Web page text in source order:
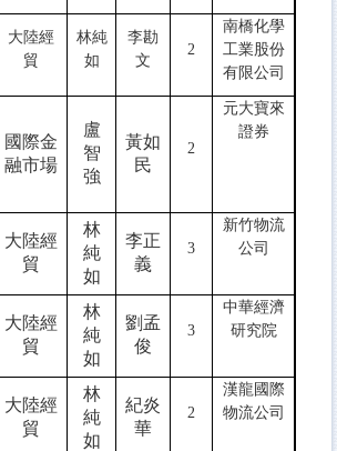
大陸經
貿
林純
如
李勘
文
2
南橋化學
工業股份
有限公司
國際金
融市場
盧
智
強
黃如
民
2
元大寶來
證券
大陸經
貿
林
純
如
李正
義
3
新竹物流
公司
大陸經
貿
林
純
如
劉孟
俊
3
中華經濟
研究院
大陸經
貿
林
純
如
紀炎
華
2
漢龍國際
物流公司